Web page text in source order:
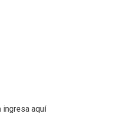
ingresa aquí